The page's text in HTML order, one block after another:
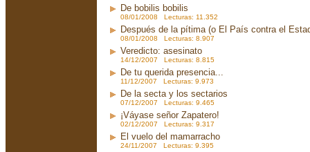
De bobilis bobilis
08/01/2008 Lecturas: 11.352
Después de la pítima (o El País contra el
08/01/2008 Lecturas: 8.907
Veredicto: asesinato
14/12/2007 Lecturas: 8.815
De tu querida presencia...
11/12/2007 Lecturas: 9.973
De la secta y los sectarios
07/12/2007 Lecturas: 9.465
¡Váyase señor Zapatero!
02/12/2007 Lecturas: 9.317
El vuelo del mamarracho
24/11/2007 Lecturas: 9.395